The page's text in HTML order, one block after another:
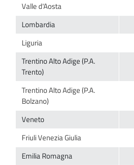
Trentino Alto Adige (P.A.
Trentino Alto Adige (P.A.